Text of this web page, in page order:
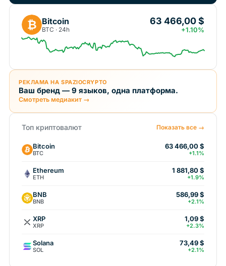
₿ Bitcoin
BTC · 24h
63 466,00 $
+1.10%
РЕКЛАМА НА SPAZIOCRYPTO
Ваш бренд — 9 языков, одна платформа.
Смотреть медиакит →
Топ криптовалют Показать все →
Bitcoin
BTC
63 466,00 $
+1.1%
Ethereum
ETH
1 881,80 $
+1.9%
BNB
BNB
586,99 $
+2.1%
XRP
XRP
1,09 $
+2.3%
Solana
SOL
73,49 $
+2.1%